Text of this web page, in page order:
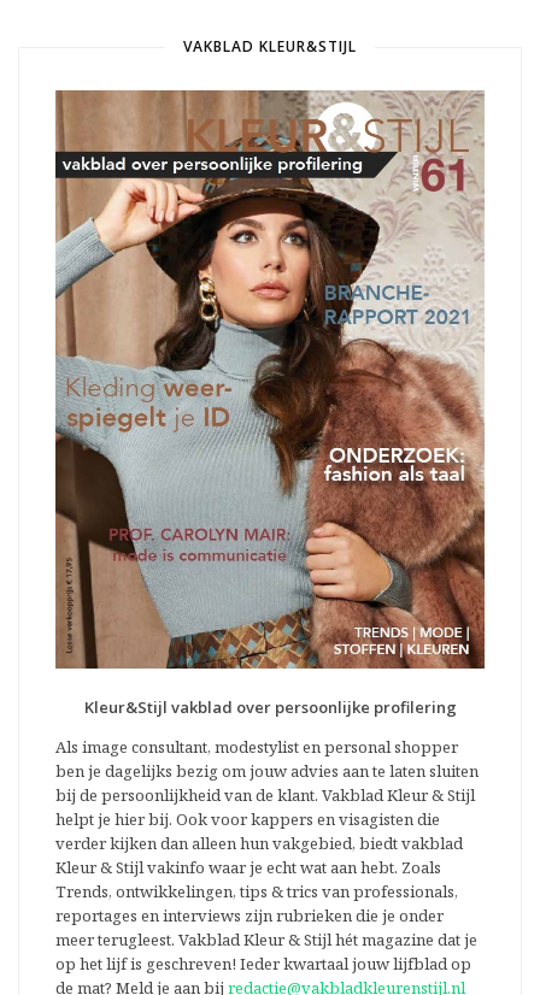
VAKBLAD KLEUR&STIJL
Kleur&Stijl vakblad over persoonlijke profilering
Als image consultant, modestylist en personal shopper
ben je dagelijks bezig om jouw advies aan te laten sluiten
bij de persoonlijkheid van de klant. Vakblad Kleur & Stijl
helpt je hier bij. Ook voor kappers en visagisten die
verder kijken dan alleen hun vakgebied, biedt vakblad
Kleur & Stijl vakinfo waar je echt wat aan hebt. Zoals
Trends, ontwikkelingen, tips & trics van professionals,
reportages en interviews zijn rubrieken die je onder
meer terugleest. Vakblad Kleur & Stijl hét magazine dat je
op het lijf is geschreven! Ieder kwartaal jouw lijfblad op
de mat? Meld je aan bij redactie@vakbladkleurenstijl.nl